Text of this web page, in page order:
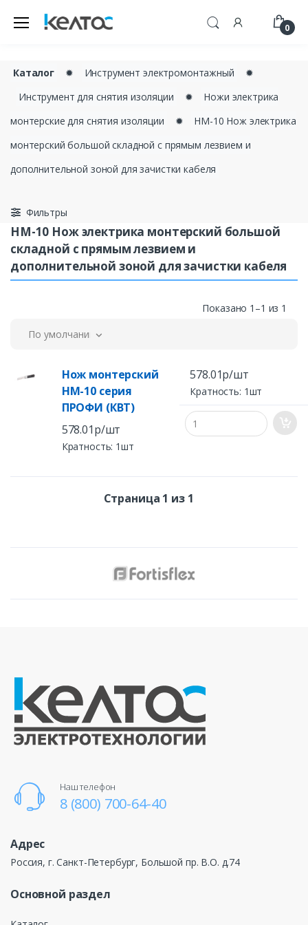
0
Каталог ✹ Инструмент электромонтажный
✹
Инструмент для снятия изоляции
✹
Ножи электрика
монтерские для снятия изоляции
✹
НМ-10 Нож электрика
монтерский большой складной с прямым лезвием и
дополнительной зоной для зачистки кабеля
Фильтры
НМ-10 Нож электрика монтерский большой
складной с прямым лезвием и
дополнительной зоной для зачистки кабеля
Показано 1–1 из 1
По умолчанию
Нож монтерский
НМ-10 серия
ПРОФИ (КВТ)
578.01р/шт
Кратность: 1шт
578.01р/шт
Кратность: 1шт
Страница 1 из 1
Наш телефон
8 (800) 700-64-40
Адрес
Россия, г. Санкт-Петербург, Большой пр. В.О. д.74
Основной раздел